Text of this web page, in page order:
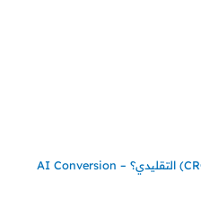
لماذا يفشل تحسين معدل التحويل (CRO) التقليدي؟ – AI Conversion